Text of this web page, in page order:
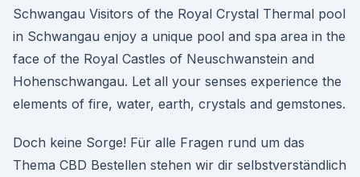
Schwangau Visitors of the Royal Crystal Thermal pool
in Schwangau enjoy a unique pool and spa area in the
face of the Royal Castles of Neuschwanstein and
Hohenschwangau. Let all your senses experience the
elements of fire, water, earth, crystals and gemstones.
Doch keine Sorge! Für alle Fragen rund um das
Thema CBD Bestellen stehen wir dir selbstverständlich